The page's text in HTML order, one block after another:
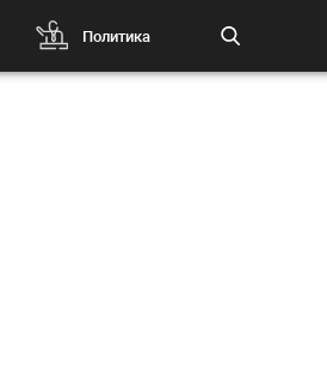
Политика